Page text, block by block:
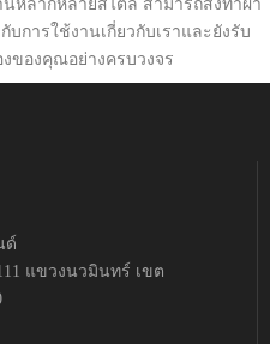
หลากหลายสไตล์ สามารถสั่งทำผ้า
การใช้งานเกี่ยวกับเราและยังรับ
ของคุณอย่างครบวงจร
ด์
แขวงนวมินทร์ เขต